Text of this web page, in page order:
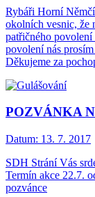
Rybáři Horní
okolních vesnic, že
patřičného
povolení nás
Děkujeme za
POZVÁNKA
Datum: 13. 7. 2017
SDH Strání Vás
Termín akce 22.7.
pozvánce